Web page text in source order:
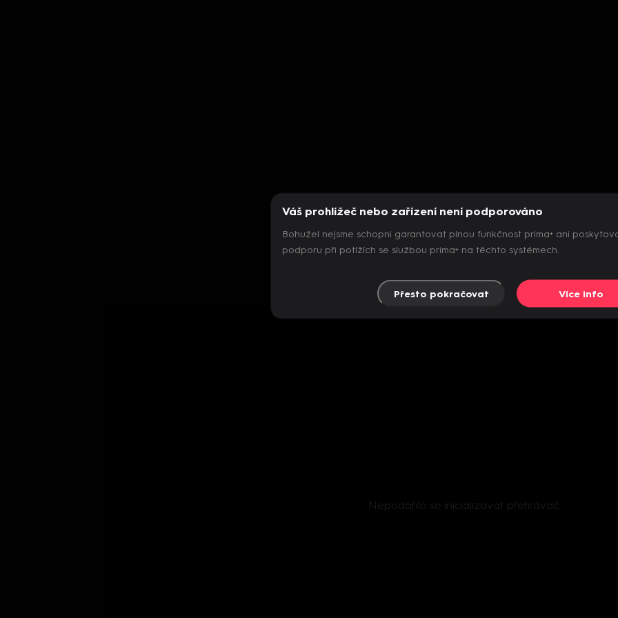
Nepodařilo se inicializovat přehrávač
Váš prohlížeč nebo zařízení není podporováno
Bohužel nejsme schopni garantovat plnou funkčnost prima+ ani
podporu při potížích se službou prima+ na těchto systémech.
Přesto pokračovat Více info